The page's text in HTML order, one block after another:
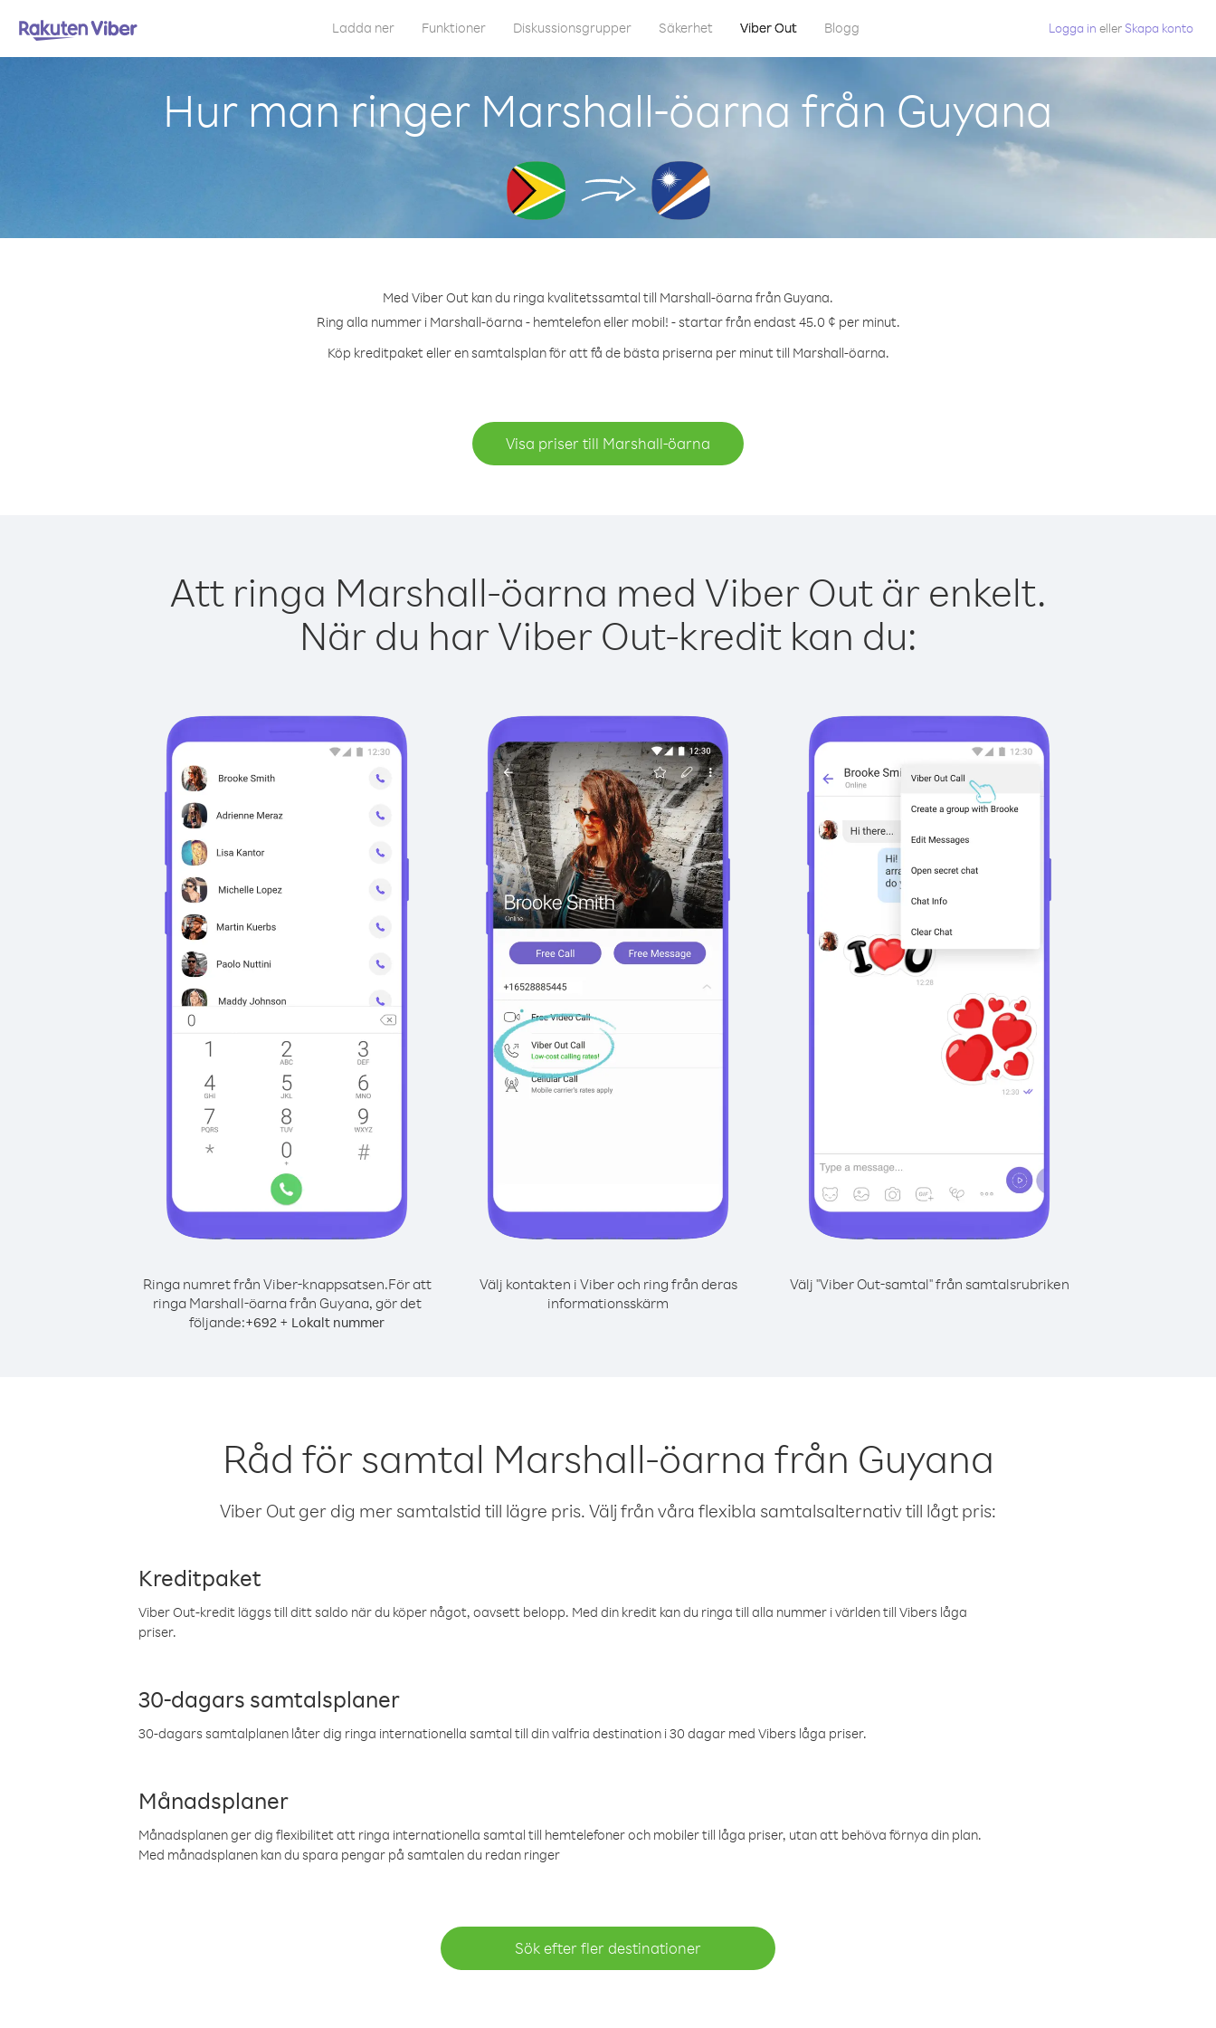
Ladda ner Funktioner Diskussionsgrupper Säkerhet Viber Out Blogg Logga in eller Skapa konto
Hur man ringer Marshall-öarna från Guyana
Med Viber Out kan du ringa kvalitetssamtal till Marshall-öarna från Guyana.
Ring alla nummer i Marshall-öarna - hemtelefon eller mobil! - startar från endast 45.0 ¢ per minut.
Köp kreditpaket eller en samtalsplan för att få de bästa priserna per minut till Marshall-öarna.
Visa priser till Marshall-öarna
Att ringa Marshall-öarna med Viber Out är enkelt.
När du har Viber Out-kredit kan du:
Ringa numret från Viber-knappsatsen.För att
ringa Marshall-öarna från Guyana, gör det
följande:+692 + Lokalt nummer
Välj kontakten i Viber och ring från deras
informationsskärm
Välj "Viber Out-samtal" från samtalsrubriken
Råd för samtal Marshall-öarna från Guyana
Viber Out ger dig mer samtalstid till lägre pris. Välj från våra flexibla samtalsalternativ till lågt pris:
Kreditpaket
Viber Out-kredit läggs till ditt saldo när du köper något, oavsett belopp. Med din kredit kan du ringa till alla nummer i världen till Vibers låga
priser.
30-dagars samtalsplaner
30-dagars samtalplanen låter dig ringa internationella samtal till din valfria destination i 30 dagar med Vibers låga priser.
Månadsplaner
Månadsplanen ger dig flexibilitet att ringa internationella samtal till hemtelefoner och mobiler till låga priser, utan att behöva förnya din plan.
Med månadsplanen kan du spara pengar på samtalen du redan ringer
Sök efter fler destinationer